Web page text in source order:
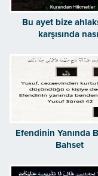
Bu ayet bize
karşısında
veriyor
Efendinin Yanında
Bahset